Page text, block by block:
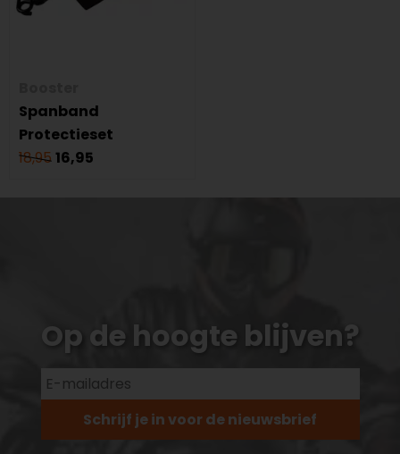
Spanband
Protectieset
18,9516,95
Op de hoogte blijven?
Schrijf je in voor de nieuwsbrief